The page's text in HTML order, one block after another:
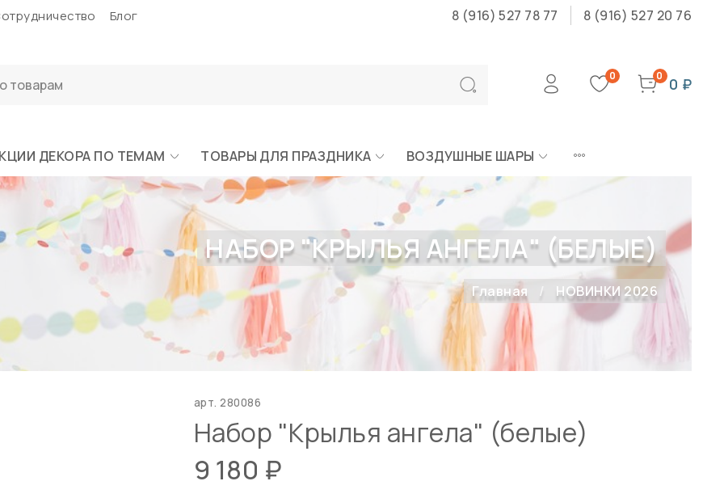
Блог 8 (916) 527 78 77 8 (916) 527 20 76
0 0 0 ₽
ДЕКОРА ПО ТЕМАМ ТОВАРЫ ДЛЯ ПРАЗДНИКА ВОЗДУШНЫЕ ШАРЫ
НАБОР "КРЫЛЬЯ АНГЕЛА" (БЕЛЫЕ)
Главная НОВИНКИ 2026
арт.280086
Набор "Крылья ангела" (белые)
9 180 ₽